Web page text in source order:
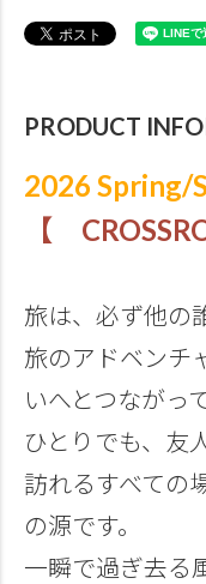
PRODUCT
2026 Spring/
【
旅は、必ず他の
旅のアドベンチ
いへとつながっ
ひとりでも、友
訪れるすべての
の源です。
一瞬で過ぎ去る